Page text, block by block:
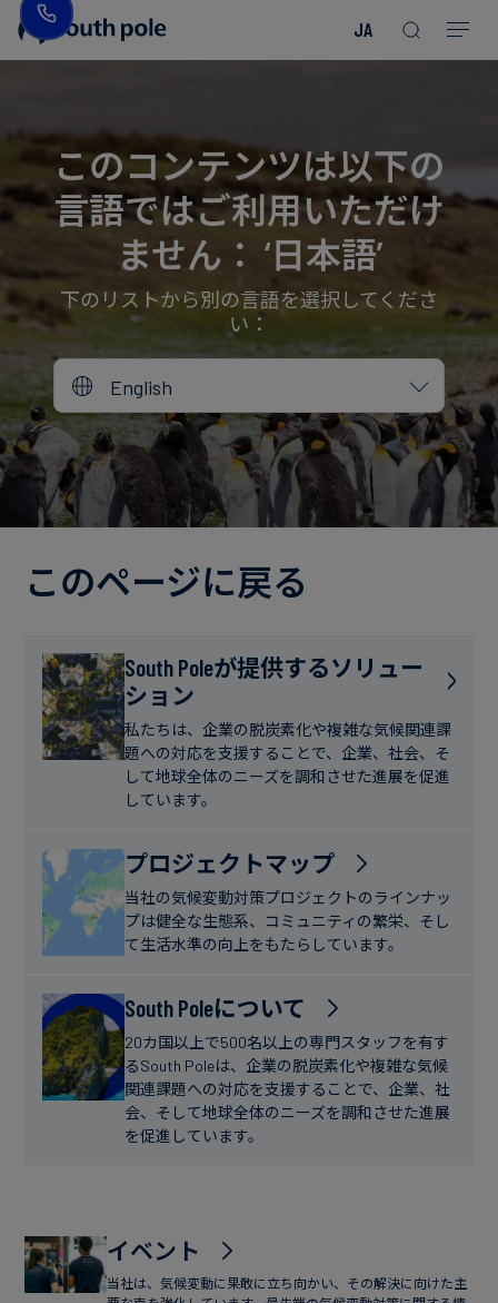
JA
役
員
紹
介
所
地
誠
実
へ
り
み
ァ
ッ
シ
ョ
ン
エ
ル
ギ
ー・
電
ガ
ス
食
飲
料
ス
テ
ナ
ブ
フ
ァ
イ
ナ
ン
ク
ト
を
見
る
レ
ポ
ー
ト
後
イ
ベ
ン
ト
ブ
ロ
ー
ス
ス
デ
ィ
ニ
ー
ス
Read more
Read more
Read more
Read more
Read more
Read more
Read more
Read more
Read more Read more
このコンテンツは以下の
言語ではご利用いただけ
ません： ‘日本語’
下のリストから別の言語を選択してくださ
い：
English
このページに戻る
South Poleが提供するソリュー
ション
私たちは、企業の脱炭素化や複雑な気候関連課
題への対応を支援することで、企業、社会、そ
して地球全体のニーズを調和させた進展を促進
しています。
プロジェクトマップ
当社の気候変動対策プロジェクトのラインナッ
プは健全な生態系、コミュニティの繁栄、そし
て生活水準の向上をもたらしています。
South Poleについて
20カ国以上で500名以上の専門スタッフを有す
るSouth Poleは、企業の脱炭素化や複雑な気候
関連課題への対応を支援することで、企業、社
会、そして地球全体のニーズを調和させた進展
を促進しています。
イベント
当社は、気候変動に果敢に立ち向かい、その解決に向けた主